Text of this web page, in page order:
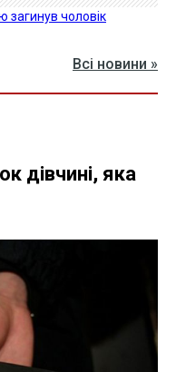
загинув чоловік
Всі новини »
дівчині, яка